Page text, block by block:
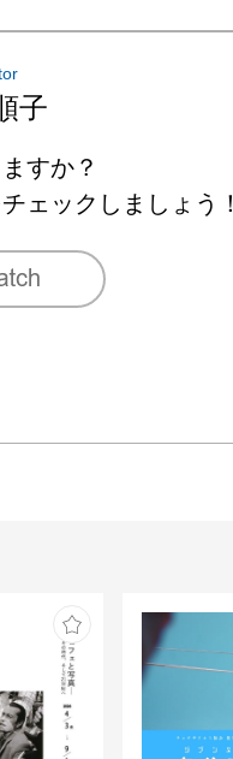
子
すか？
ェックしましょう！